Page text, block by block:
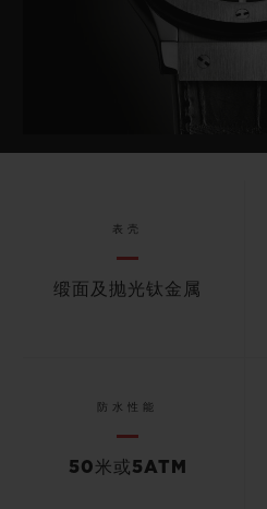
表壳
缎面及抛光钛金属
防水性能
50米或5ATM